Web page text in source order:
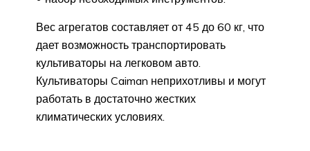
Вес агрегатов составляет от 45 до 60 кг, что
дает возможность транспортировать
культиваторы на легковом авто.
Культиваторы Caiman неприхотливы и могут
работать в достаточно жестких
климатических условиях.